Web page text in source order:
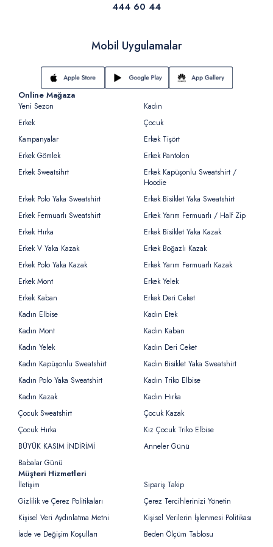
444 60 44
Mobil Uygulamalar
Online Mağaza
Yeni Sezon
Kadın
Erkek
Çocuk
Kampanyalar
Erkek Tişört
Erkek Gömlek
Erkek Pantolon
Erkek Sweatsihrt
Erkek Kapüşonlu Sweatshirt /
Hoodie
Erkek Polo Yaka Sweatshirt
Erkek Bisiklet Yaka Sweatshirt
Erkek Fermuarlı Sweatshirt
Erkek Yarım Fermuarlı / Half Zip
Erkek Hırka
Erkek Bisiklet Yaka Kazak
Erkek V Yaka Kazak
Erkek Boğazlı Kazak
Erkek Polo Yaka Kazak
Erkek Yarım Fermuarlı Kazak
Erkek Mont
Erkek Yelek
Erkek Kaban
Erkek Deri Ceket
Kadın Elbise
Kadın Etek
Kadın Mont
Kadın Kaban
Kadın Yelek
Kadın Deri Ceket
Kadın Kapüşonlu Sweatshirt
Kadın Bisiklet Yaka Sweatshirt
Kadın Polo Yaka Sweatshirt
Kadın Triko Elbise
Kadın Kazak
Kadın Hırka
Çocuk Sweatshirt
Çocuk Kazak
Çocuk Hırka
Kız Çocuk Triko Elbise
BÜYÜK KASIM İNDİRİMİ
Anneler Günü
Babalar Günü
Müşteri Hizmetleri
İletişim
Sipariş Takip
Gizlilik ve Çerez Politikaları
Çerez Tercihlerinizi Yönetin
Kişisel Veri Aydınlatma Metni
Kişisel Verilerin İşlenmesi Politikası
İade ve Değişim Koşulları
Beden Ölçüm Tablosu